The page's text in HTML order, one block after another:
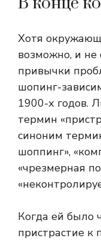
Хотя
возможно, и не
привычки
шопинг-
1900-х годов.
термин
синоним
шоппинг»,
«чрезмерная
Когда ей было
пристрастие к